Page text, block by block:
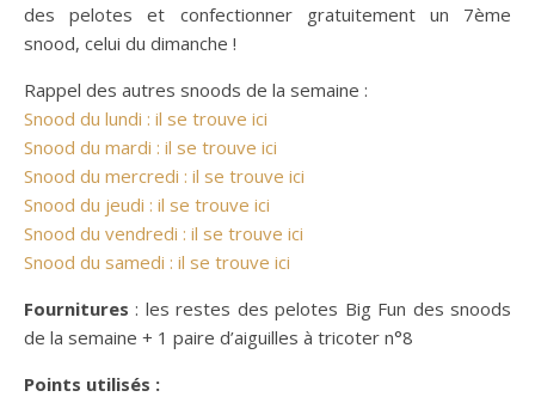
des pelotes et confectionner gratuitement un 7ème
snood, celui du dimanche !
Rappel des autres snoods de la semaine :
Snood du lundi : il se trouve ici
Snood du mardi : il se trouve ici
Snood du mercredi : il se trouve ici
Snood du jeudi : il se trouve ici
Snood du vendredi : il se trouve ici
Snood du samedi : il se trouve ici
Fournitures: les restes des pelotes Big Fun des snoods
de la semaine + 1 paire d’aiguilles à tricoter n°8
Points utilisés :